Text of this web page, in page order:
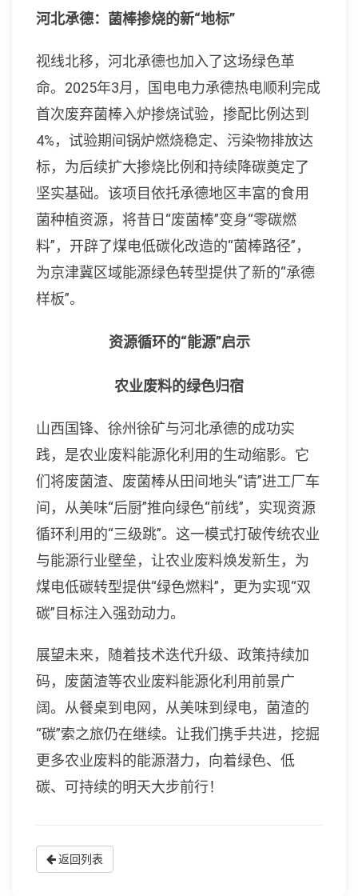
河北承德：菌棒掺烧的新“地标”
视线北移，河北承德也加入了这场绿色革
命。2025年3月，国电电力承德热电顺利完成
首次废弃菌棒入炉掺烧试验，掺配比例达到
4%，试验期间锅炉燃烧稳定、污染物排放达
标，为后续扩大掺烧比例和持续降碳奠定了
坚实基础。该项目依托承德地区丰富的食用
菌种植资源，将昔日“废菌棒”变身“零碳燃
料”，开辟了煤电低碳化改造的“菌棒路径”，
为京津冀区域能源绿色转型提供了新的“承德
样板”。
资源循环的“能源”启示
农业废料的绿色归宿
山西国锋、徐州徐矿与河北承德的成功实
践，是农业废料能源化利用的生动缩影。它
们将废菌渣、废菌棒从田间地头“请”进工厂车
间，从美味“后厨”推向绿色“前线”，实现资源
循环利用的“三级跳”。这一模式打破传统农业
与能源行业壁垒，让农业废料焕发新生，为
煤电低碳转型提供“绿色燃料”，更为实现“双
碳”目标注入强劲动力。
展望未来，随着技术迭代升级、政策持续加
码，废菌渣等农业废料能源化利用前景广
阔。从餐桌到电网，从美味到绿电，菌渣的
“碳”索之旅仍在继续。让我们携手共进，挖掘
更多农业废料的能源潜力，向着绿色、低
碳、可持续的明天大步前行！
返回列表